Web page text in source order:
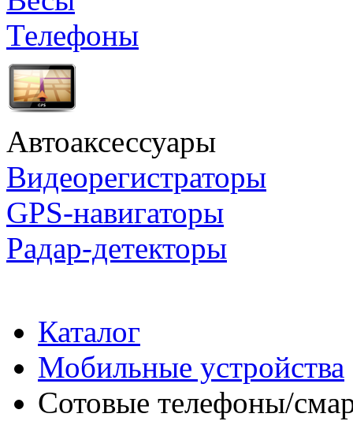
Телефоны
Автоаксессуары
Видеорегистраторы
GPS-навигаторы
Радар-детекторы
Каталог
Мобильные устройства
Сотовые телефоны/